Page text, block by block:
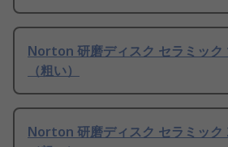
Norton 研磨ディスク セラミック
（粗い）
Norton 研磨ディスク セラミック